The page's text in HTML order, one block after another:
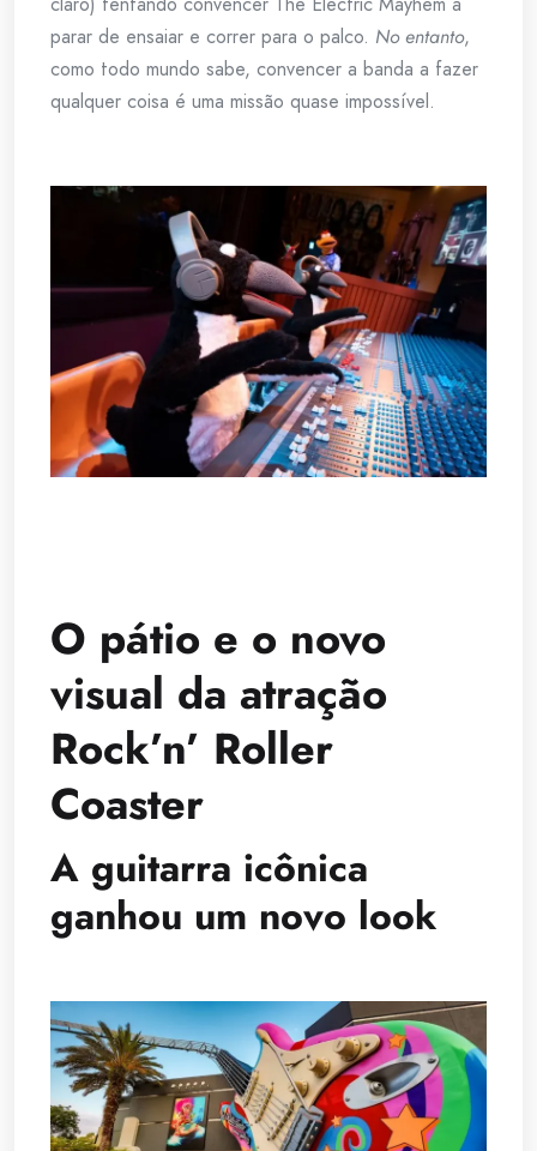
parar de ensaiar e correr para o palco. No entanto,
como todo mundo sabe, convencer a banda a fazer
qualquer coisa é uma missão quase impossível.
O pátio e o novo
visual da atração
Rock’n’ Roller
Coaster
A guitarra icônica
ganhou um novo look